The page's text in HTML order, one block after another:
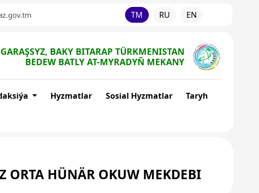
TM RU EN
GARAŞSYZ, BAKY BITARAP TÜRKMENISTAN
BEDEW BATLY AT-MYRADYŇ MEKANY
Hyzmatlar Sosial Hyzmatlar
Taryh
ORTA HÜNÄR OKUW MEKDEBI